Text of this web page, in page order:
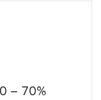
– 70%